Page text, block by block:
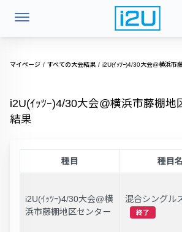
マイページ すべての大会結果 i2U(ｲｯﾂｰ)4/30大会@横浜市
i2U(ｲｯﾂｰ)4/30大会@横浜市藤棚地
結果
種目 種目名
i2U(ｲｯﾂｰ)4/30大会@横
浜市藤棚地区センター
混合シングル
終了